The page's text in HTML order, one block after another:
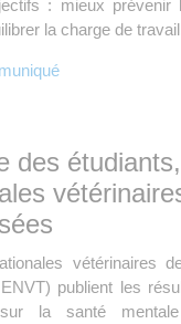
: mieux prévenir
la charge de
des
vétérinaires
publient les
la santé